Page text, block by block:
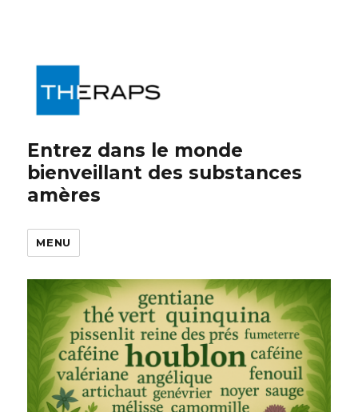
Entrez dans le monde
bienveillant des substances
amères
MENU